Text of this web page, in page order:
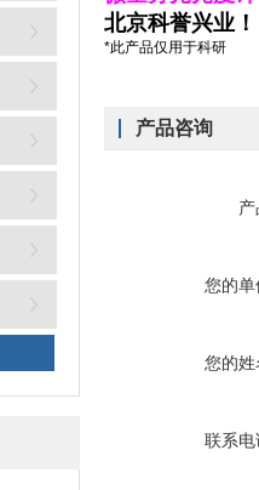
北京科誉兴业
*此产品仅用于科研
产品咨询
您的单
您的姓
联系电